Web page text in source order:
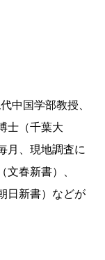
中国学部教授、
士（千葉大
月、現地調査に
文春新書）、
日新書）などが